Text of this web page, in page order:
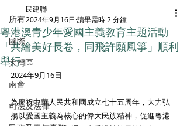
所有
國際
大灣區
兩會
司法及法律
粵港澳青少年愛國主義教育主題活動
「共繪美好長卷，同飛許願風箏」順利
舉行
民建聯
2024年9月16日 讀畢需時 2 分鐘
2024年9月16日
為慶祝中華人民共和國成立七十五周年，大力弘
揚以愛國主義為核心的偉大民族精神，促進粵港